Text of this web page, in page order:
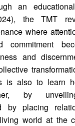
an
the TMT
where
commitment
and
is also to learn
by
by placing
world at the